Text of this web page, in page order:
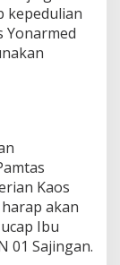
kepedulian
Yonarmed
Kaos
akan
Ibu
01 Sajingan.